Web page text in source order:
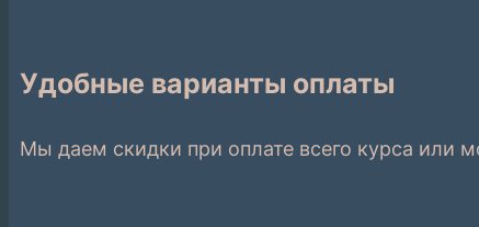
Удобные варианты оплаты
Мы даем скидки при оплате всего курса или